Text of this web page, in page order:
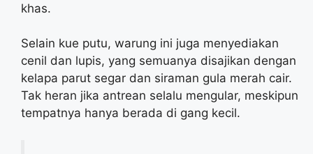
khas.
Selain kue putu, warung ini juga menyediakan
cenil dan lupis, yang semuanya disajikan dengan
kelapa parut segar dan siraman gula merah cair.
Tak heran jika antrean selalu mengular, meskipun
tempatnya hanya berada di gang kecil.